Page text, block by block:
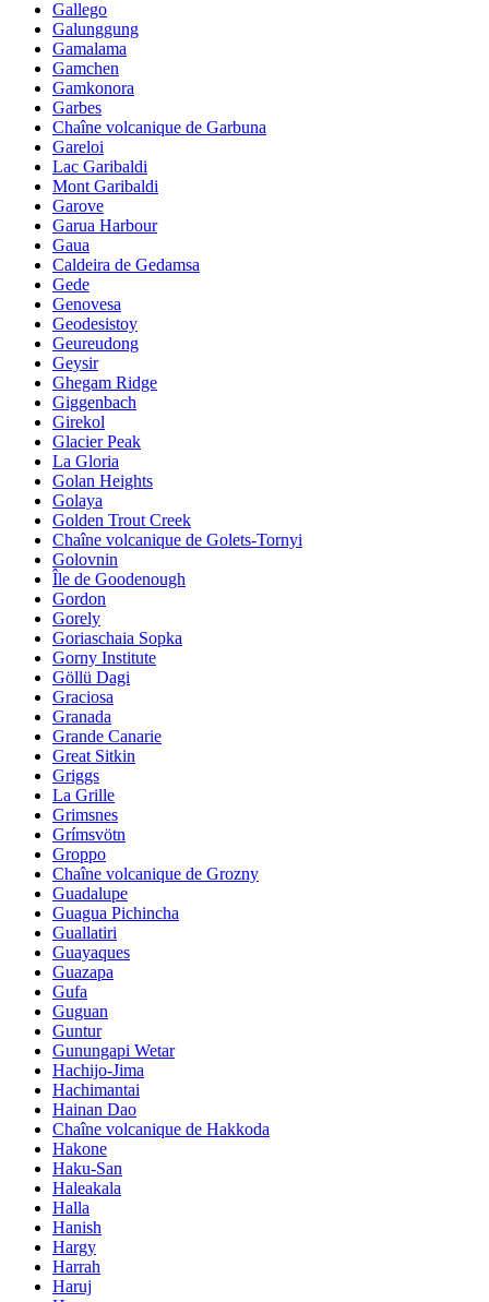
Gallego
Galunggung
Gamalama
Gamchen
Gamkonora
Garbes
Chaîne volcanique de Garbuna
Gareloi
Lac Garibaldi
Mont Garibaldi
Garove
Garua Harbour
Gaua
Caldeira de Gedamsa
Gede
Genovesa
Geodesistoy
Geureudong
Geysir
Ghegam Ridge
Giggenbach
Girekol
Glacier Peak
La Gloria
Golan Heights
Golaya
Golden Trout Creek
Chaîne volcanique de Golets-Tornyi
Golovnin
Île de Goodenough
Gordon
Gorely
Goriaschaia Sopka
Gorny Institute
Göllü Dagi
Graciosa
Granada
Grande Canarie
Great Sitkin
Griggs
La Grille
Grimsnes
Grímsvötn
Groppo
Chaîne volcanique de Grozny
Guadalupe
Guagua Pichincha
Guallatiri
Guayaques
Guazapa
Gufa
Guguan
Guntur
Gunungapi Wetar
Hachijo-Jima
Hachimantai
Hainan Dao
Chaîne volcanique de Hakkoda
Hakone
Haku-San
Haleakala
Halla
Hanish
Hargy
Harrah
Haruj